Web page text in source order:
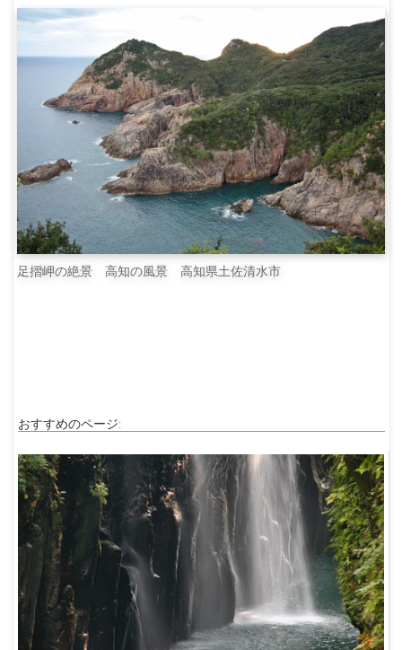
足摺岬の絶景 高知の風景 高知県土佐清水市
おすすめのページ: